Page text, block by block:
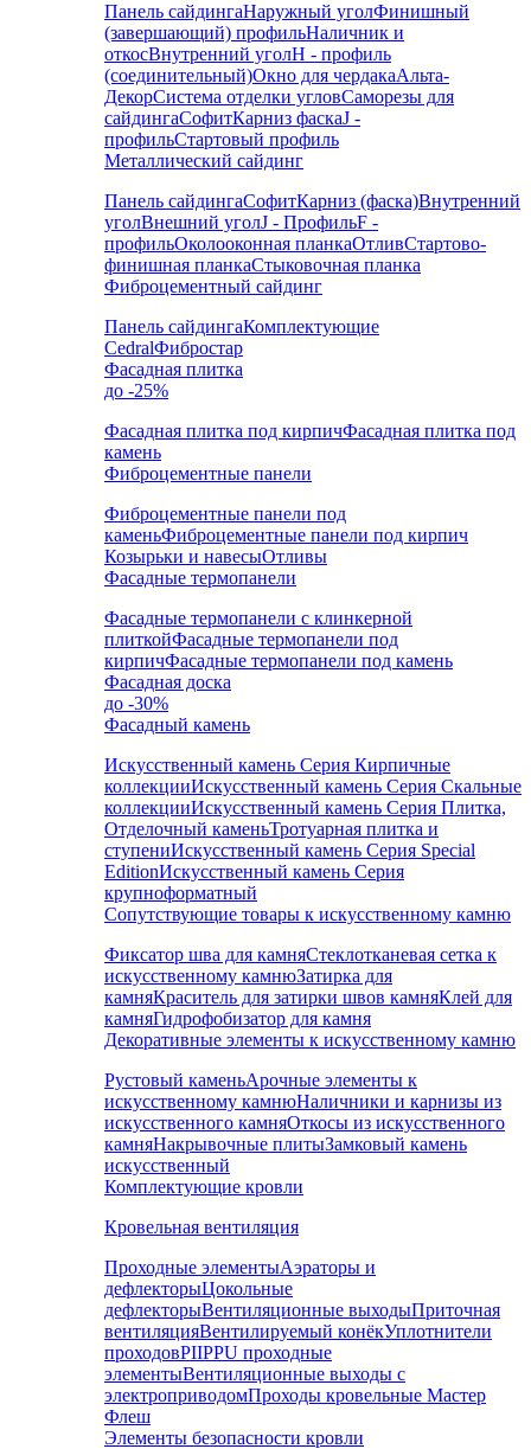
Панель сайдингаНаружный уголФинишный
(завершающий) профильНаличник и
откосВнутренний уголH - профиль
(соединительный)Окно для чердакаАльта-
ДекорСистема отделки угловСаморезы для
сайдингаСофитКарниз фаскаJ -
профильСтартовый профиль
Металлический сайдинг
Панель сайдингаСофитКарниз (фаска)Внутренний
уголВнешний уголJ - ПрофильF -
профильОколооконная планкаОтливСтартово-
финишная планкаСтыковочная планка
Фиброцементный сайдинг
Панель сайдингаКомплектующие
CedralФибростар
Фасадная плитка
до -25%
Фасадная плитка под кирпичФасадная плитка под
камень
Фиброцементные панели
Фиброцементные панели под
каменьФиброцементные панели под кирпич
Козырьки и навесыОтливы
Фасадные термопанели
Фасадные термопанели с клинкерной
плиткойФасадные термопанели под
кирпичФасадные термопанели под камень
Фасадная доска
до -30%
Фасадный камень
Искусственный камень Серия Кирпичные
коллекцииИскусственный камень Серия Скальные
коллекцииИскусственный камень Серия Плитка,
Отделочный каменьТротуарная плитка и
ступениИскусственный камень Серия Special
EditionИскусственный камень Серия
крупноформатный
Сопутствующие товары к искусственному камню
Фиксатор шва для камняСтеклотканевая сетка к
искусственному камнюЗатирка для
камняКраситель для затирки швов камняКлей для
камняГидрофобизатор для камня
Декоративные элементы к искусственному камню
Рустовый каменьАрочные элементы к
искусственному камнюНаличники и карнизы из
искусственного камняОткосы из искусственного
камняНакрывочные плитыЗамковый камень
искусственный
Комплектующие кровли
Кровельная вентиляция
Проходные элементыАэраторы и
дефлекторыЦокольные
дефлекторыВентиляционные выходыПриточная
вентиляцияВентилируемый конёкУплотнители
проходовPIIPPU проходные
элементыВентиляционные выходы с
электроприводомПроходы кровельные Мастер
Флеш
Элементы безопасности кровли